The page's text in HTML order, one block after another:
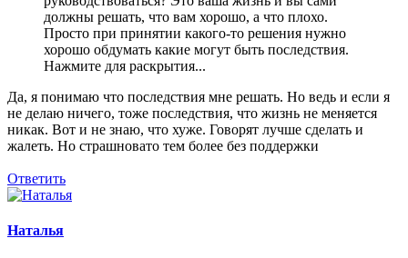
должны решать, что вам хорошо, а что плохо.
Просто при принятии какого-то решения нужно
хорошо обдумать какие могут быть последствия.
Нажмите для раскрытия...
Да, я понимаю что последствия мне решать. Но ведь и если я
не делаю ничего, тоже последствия, что жизнь не меняется
никак. Вот и не знаю, что хуже. Говорят лучше сделать и
жалеть. Но страшновато тем более без поддержки
Ответить
Наталья